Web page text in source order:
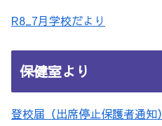
R8_7月学校だより
保健室より
登校届（出席停止保護者通知）